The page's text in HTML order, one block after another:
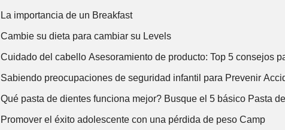
La importancia de un Breakfast
Cambie su dieta para cambiar su Levels
Cuidado del cabello Asesoramiento de producto: Top 5 consejos
Sabiendo preocupaciones de seguridad infantil para Prevenir
Qué pasta de dientes funciona mejor? Busque el 5 básico Pasta
Promover el éxito adolescente con una pérdida de peso Camp